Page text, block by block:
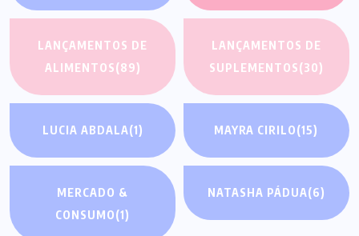
LANÇAMENTOS DE
ALIMENTOS(89)
LANÇAMENTOS DE
SUPLEMENTOS(30)
LUCIA ABDALA(1) MAYRA CIRILO(15)
MERCADO &
CONSUMO(1)
NATASHA PÁDUA(6)